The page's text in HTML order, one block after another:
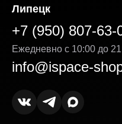
Липецк
+7 (950) 807-63-
Ежедневно с 10:00 до
info@ispace-